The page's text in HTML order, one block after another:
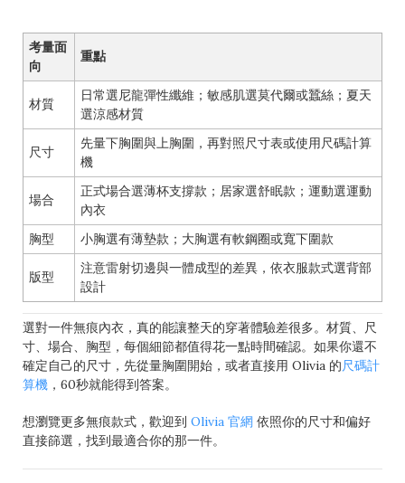
考量面
向
重點
材質
日常選尼龍彈性纖維；敏感肌選莫代爾或蠶絲；夏天
選涼感材質
尺寸
先量下胸圍與上胸圍，再對照尺寸表或使用尺碼計算
機
場合
正式場合選薄杯支撐款；居家選舒眠款；運動選運動
內衣
胸型
小胸選有薄墊款；大胸選有軟鋼圈或寬下圍款
版型
注意雷射切邊與一體成型的差異，依衣服款式選背部
設計
選對一件無痕內衣，真的能讓整天的穿著體驗差很多。材質、尺
寸、場合、胸型，每個細節都值得花一點時間確認。如果你還不
確定自己的尺寸，先從量胸圍開始，或者直接用 Olivia 的尺碼計
算機 ，60秒就能得到答案。
想瀏覽更多無痕款式，歡迎到 Olivia 官網 依照你的尺寸和偏好
直接篩選，找到最適合你的那一件。